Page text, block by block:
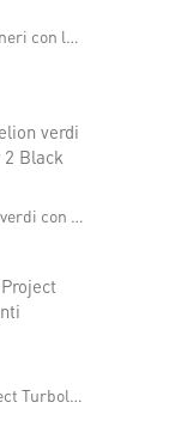
Occhiali fotocromatici Rudy Project Sydus neri con lenti ImpactX™ Photochromic 2 Laser Purple
+7
Occhiali fotocromatici Rudy Project Kelion verdi con lenti ImpactX™ Photochromic Laser 2 Black
Occhiali protettivi fotocromatici Rudy Project Turbolence Z87 neri con cinturino con lenti ImpactX™ Photochromic 2 Black